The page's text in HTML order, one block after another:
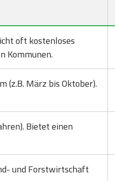
oft kostenloses
Kommunen.
(z.B. März bis Oktober).
Bietet einen
und Forstwirtschaft